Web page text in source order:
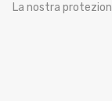
La nostra